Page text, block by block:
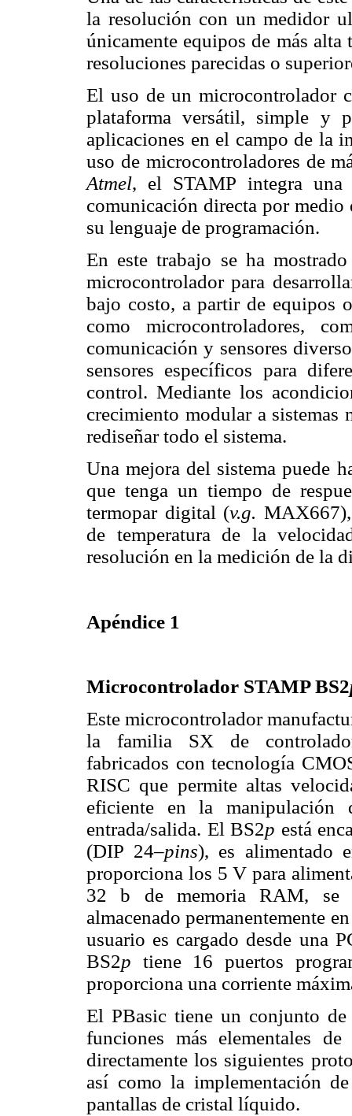
la resolución con un medidor
únicamente equipos de más
resoluciones parecidas o
El uso de un microcontrolador
plataforma versátil, simple y
aplicaciones en el campo de la
uso de microcontroladores de
Atmel, el STAMP integra una
comunicación directa por
su lenguaje de programación.
En este trabajo se ha
microcontrolador para
bajo costo, a partir de equipos
como microcontroladores,
comunicación y sensores
sensores específicos para
control. Mediante los
crecimiento modular a sistemas
rediseñar todo el sistema.
Una mejora del sistema puede
que tenga un tiempo de
termopar digital (v.g.
de temperatura de la
resolución en la medición de la
Apéndice 1
Microcontrolador STAMP BS2
Este microcontrolador
la familia SX de
fabricados con tecnología
RISC que permite altas
eficiente en la
entrada/salida. El BS2p está
(DIP 24–pins), es alimentado
proporciona los 5 V para
32 b de memoria RAM, se
almacenado permanentemente
usuario es cargado desde una
BS2p tiene 16 puertos
proporciona una corriente
El PBasic tiene un conjunto
funciones más elementales
directamente los siguientes
así como la implementación
pantallas de cristal líquido.